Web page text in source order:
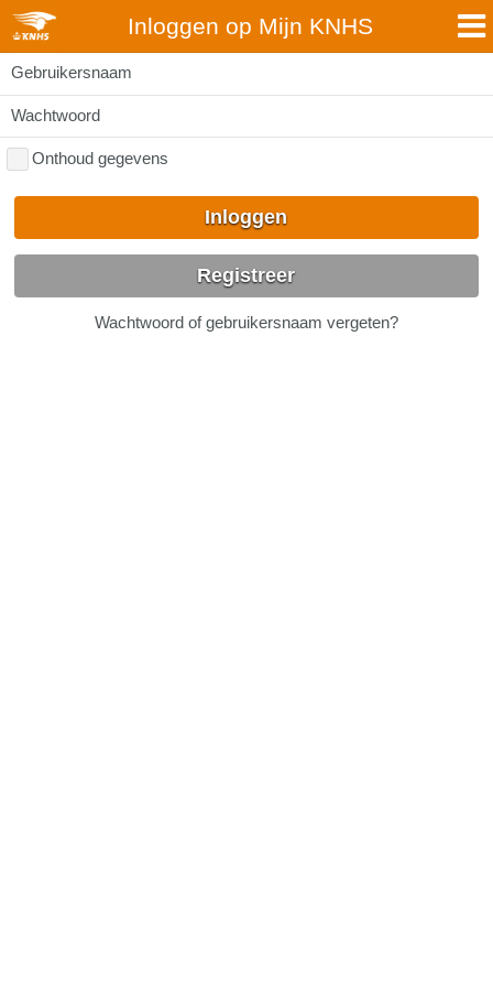
Inloggen op Mijn KNHS
Gebruikersnaam
Wachtwoord
Onthoud gegevens
Inloggen
Registreer
Wachtwoord of gebruikersnaam vergeten?